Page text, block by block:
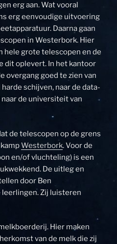
erg aan. Wat vooral
erg eenvoudige uitvoering
Daarna gaan
in Westerbork. Hier
hele grote telescopen en de
dit oplevert. In het kantoor
overgang goed te zien van
schijven, naar de data-
de universiteit van
de telescopen op de grens
Westerbork. Voor de
en/of vluchteling) is een
De uitleg en
door Ben
Zij luisteren
Hier maken
van de melk die zij